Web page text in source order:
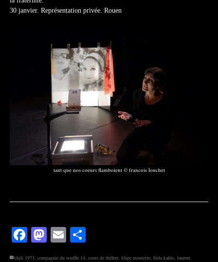
30 janvier. Représentation privée. Rouen
tant que nos coeurs flamboient © francois louchet
Facebook
Mastodon
Email
chili 1973, compagnie du souffle 14, cours de théâtre, filipe monteiro, frida kahlo, laurent